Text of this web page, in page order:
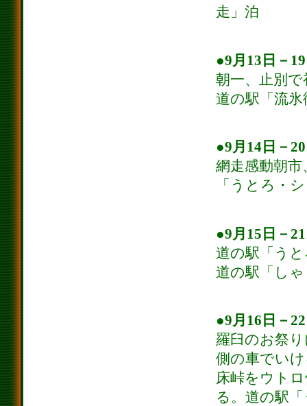
走」泊
●9月13日－
朝一、止別
道の駅「流
●9月14日－
網走感動朝
「うとろ・
●9月15日－
道の駅「う
道の駅「し
●9月16日－
羅臼のお祭
側の車でい
床峠をウト
る。道の駅